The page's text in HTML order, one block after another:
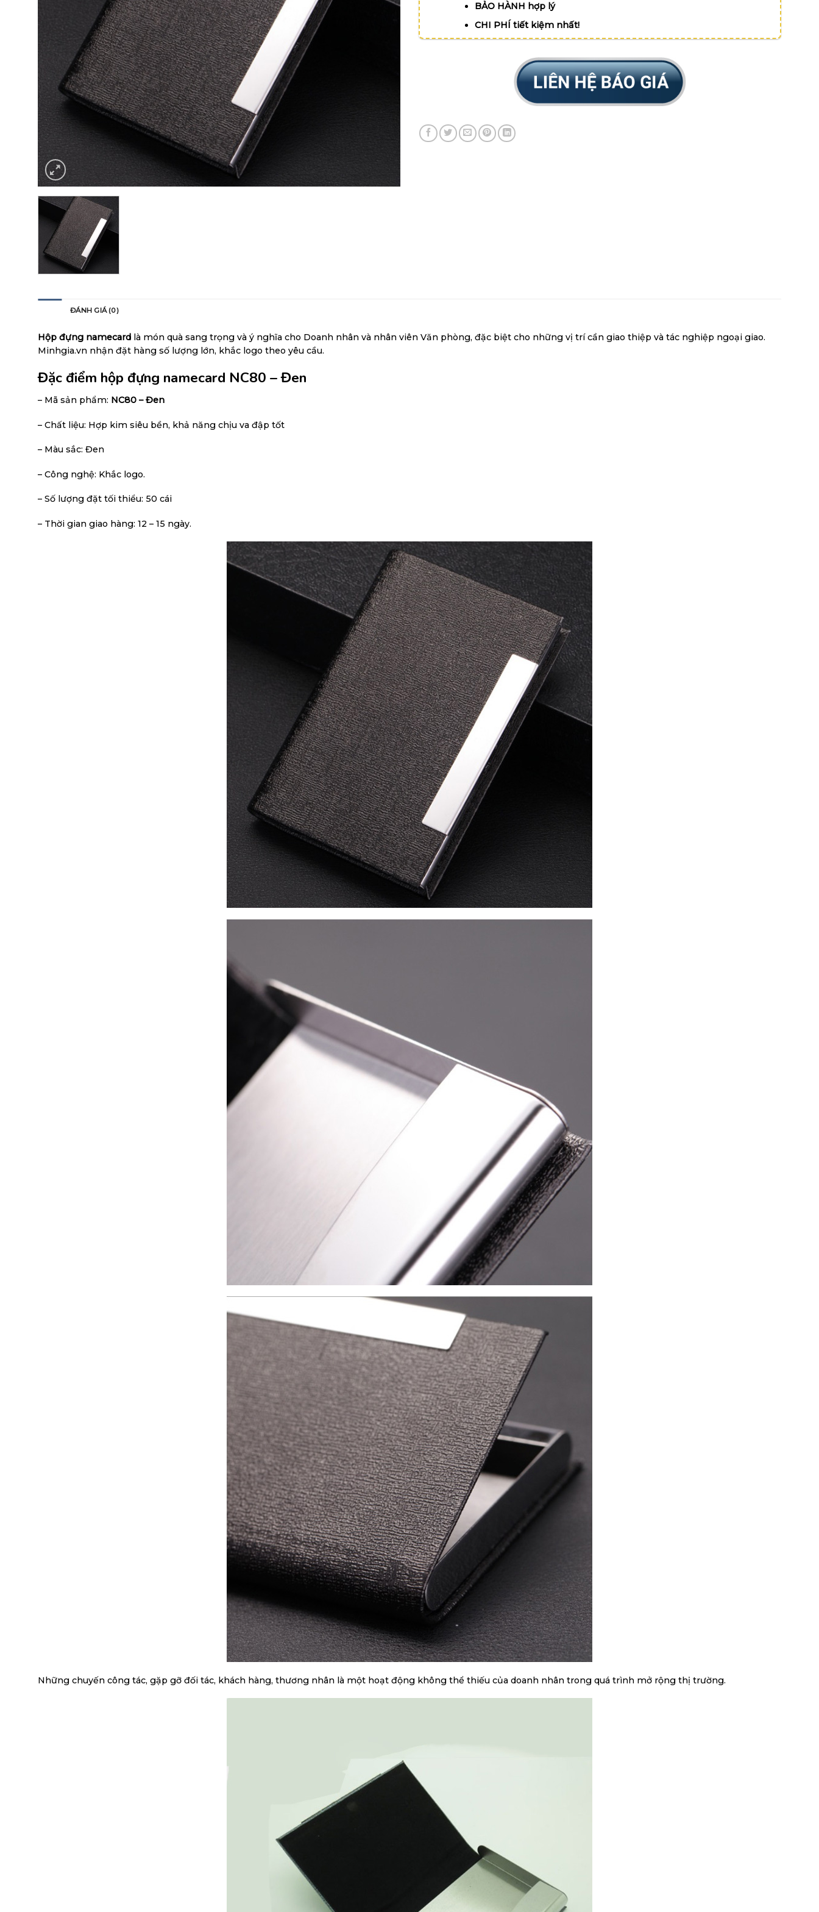
BẢO HÀNH hợp lý
CHI PHÍ tiết kiệm nhất!
ĐÁNH GIÁ (0)
Hộp đựng namecard là món quà sang trọng và ý nghĩa cho Doanh nhân và nhân viên Văn phòng, đặc biệt cho những vị trí cần giao thiệp và tác nghiệp ngoại giao.
Minhgia.vn nhận đặt hàng số lượng lớn, khắc logo theo yêu cầu.
Đặc điểm hộp đựng namecard NC80 – Đen
– Mã sản phẩm: NC80 – Đen
– Chất liệu: Hợp kim siêu bền, khả năng chịu va đập tốt
– Màu sắc: Đen
– Công nghệ: Khắc logo.
– Số lượng đặt tối thiểu: 50 cái
– Thời gian giao hàng: 12 – 15 ngày.
Những chuyến công tác, gặp gỡ đối tác, khách hàng, thương nhân là một hoạt động không thể thiếu của doanh nhân trong quá trình mở rộng thị trường.